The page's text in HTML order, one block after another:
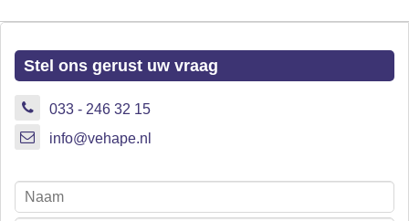
Stel ons gerust uw vraag
033 - 246 32 15
info@vehape.nl